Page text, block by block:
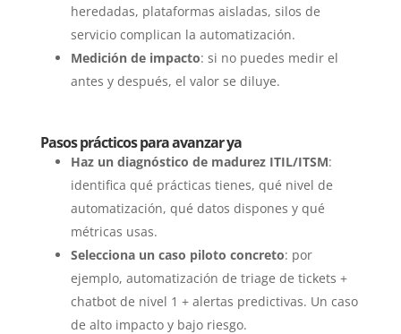
heredadas, plataformas aisladas, silos de
servicio complican la automatización.
Medición de impacto: si no puedes medir el
antes y después, el valor se diluye.
Pasos prácticos para avanzar ya
Haz un diagnóstico de madurez ITIL/ITSM:
identifica qué prácticas tienes, qué nivel de
automatización, qué datos dispones y qué
métricas usas.
Selecciona un caso piloto concreto: por
ejemplo, automatización de triage de tickets +
chatbot de nivel 1 + alertas predictivas. Un caso
de alto impacto y bajo riesgo.